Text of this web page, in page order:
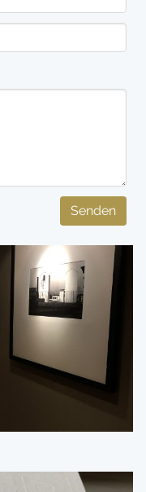
Senden